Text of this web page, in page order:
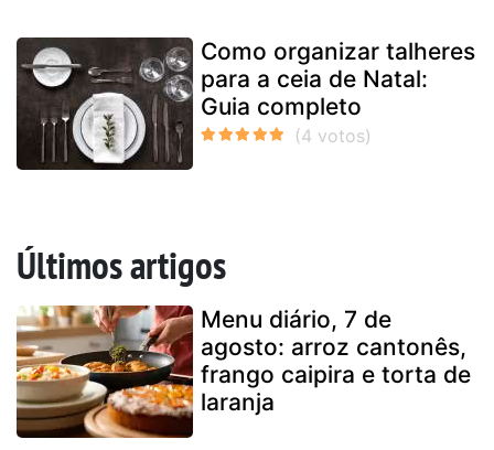
Como organizar talheres
para a ceia de Natal:
Guia completo
Últimos artigos
Menu diário, 7 de
agosto: arroz cantonês,
frango caipira e torta de
laranja